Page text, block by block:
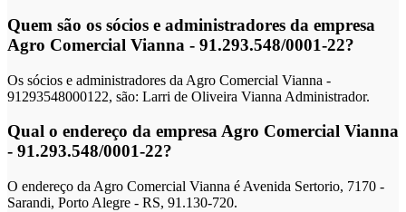
Quem são os sócios e administradores da empresa
Agro Comercial Vianna - 91.293.548/0001-22?
Os sócios e administradores da Agro Comercial Vianna -
91293548000122, são: Larri de Oliveira Vianna Administrador.
Qual o endereço da empresa Agro Comercial Vianna
- 91.293.548/0001-22?
O endereço da Agro Comercial Vianna é Avenida Sertorio, 7170 -
Sarandi, Porto Alegre - RS, 91.130-720.